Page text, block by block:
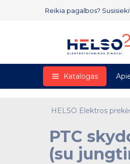
Reikia pagalbos?
Katalogas
HELSO Elektros
PTC
(su